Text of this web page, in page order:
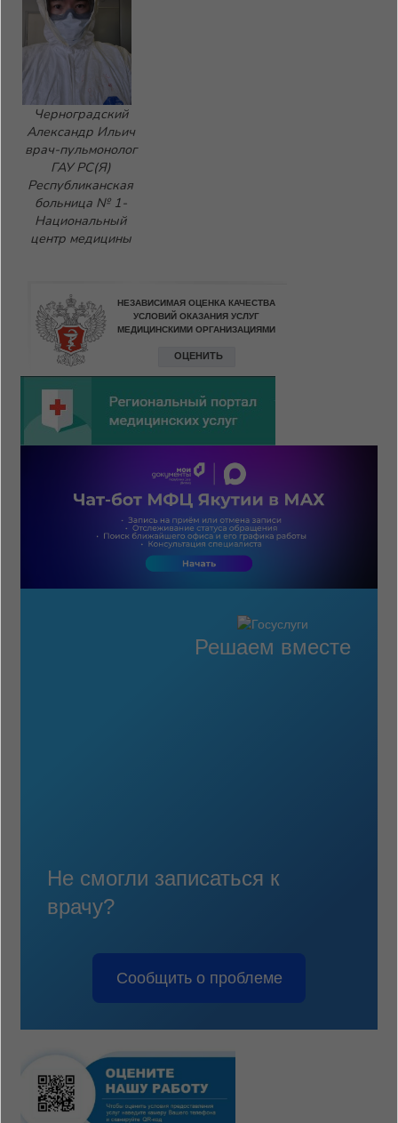
Черноградский
Александр Ильич
врач-пульмонолог
ГАУ РС(Я)
Республиканская
больница № 1-
Национальный
центр медицины
Решаем вместе
Не смогли записаться к
врачу?
Сообщить о проблеме